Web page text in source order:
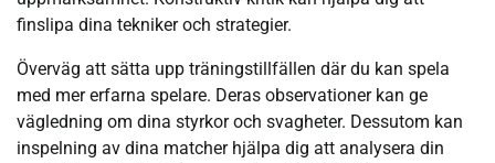
finslipa dina tekniker och strategier.
Överväg att sätta upp träningstillfällen där du kan spela
med mer erfarna spelare. Deras observationer kan ge
vägledning om dina styrkor och svagheter. Dessutom kan
inspelning av dina matcher hjälpa dig att analysera din